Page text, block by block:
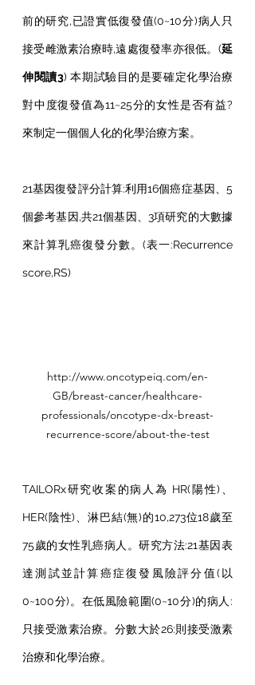
前的研究,已證實低復發值(0~10分)病人只
接受雌激素治療時,遠處復發率亦很低。(延
伸閱讀3) 本期試驗目的是要確定化學治療
對中度復發值為11~25分的女性是否有益?
來制定一個個人化的化學治療方案。
21基因復發評分計算:利用16個癌症基因、5
個參考基因,共21個基因、3項研究的大數據
來計算乳癌復發分數。(表一:Recurrence
score,RS)
http://www.oncotypeiq.com/en-
GB/breast-cancer/healthcare-
professionals/oncotype-dx-breast-
recurrence-score/about-the-test
TAILORx研究收案的病人為 HR(陽性)、
HER(陰性)、淋巴結(無)的10,273位18歲至
75歲的女性乳癌病人。研究方法:21基因表
達測試並計算癌症復發風險評分值(以
0~100分)。在低風險範圍(0~10分)的病人:
只接受激素治療。分數大於26:則接受激素
治療和化學治療。